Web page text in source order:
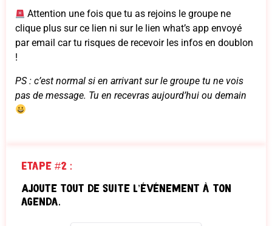
Attention une fois que tu as rejoins le groupe ne
clique plus sur ce lien ni sur le lien what’s app envoyé
par email car tu risques de recevoir les infos en doublon
!
PS : c’est normal si en arrivant sur le groupe tu ne vois
pas de message. Tu en recevras aujourd’hui ou demain
Etape #2 :
Ajoute tout de suite l’événement à ton
agenda.